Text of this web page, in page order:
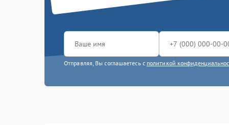
Отправляя, Вы соглашаетесь с политикой